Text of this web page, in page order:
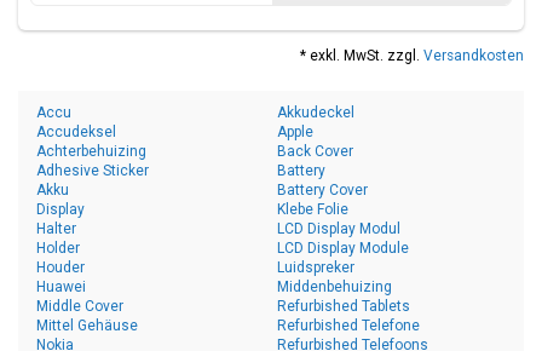
* exkl. MwSt. zzgl. Versandkosten
Accu
Accudeksel
Achterbehuizing
Adhesive Sticker
Akku
Akkudeckel
Apple
Back Cover
Battery
Battery Cover
Display
Halter
Holder
Houder
Huawei
Klebe Folie
LCD Display Modul
LCD Display Module
Luidspreker
Middenbehuizing
Middle Cover
Mittel Gehäuse
Nokia
Refurbished Tablets
Refurbished Telefone
Refurbished Telefoons